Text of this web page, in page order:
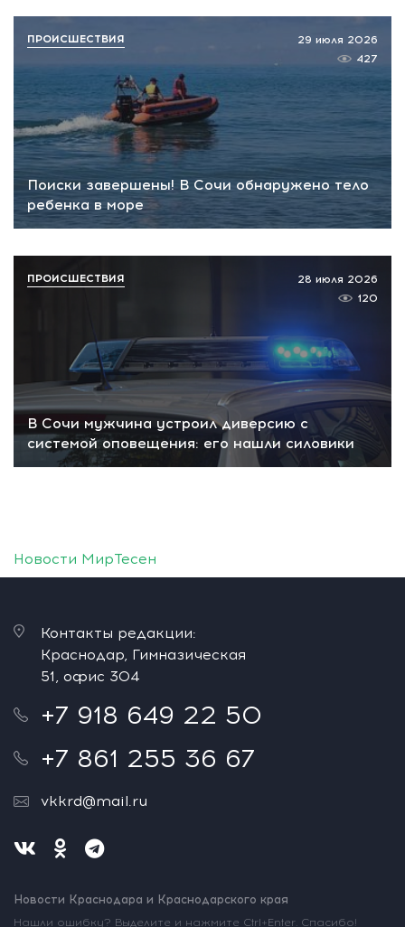
Поиски завершены! В Сочи обнаружено тело
ребенка в море
29 июля 2026
427
ПРОИСШЕСТВИЯ
В Сочи мужчина устроил диверсию с
системой оповещения: его нашли силовики
28 июля 2026
120
ПРОИСШЕСТВИЯ
Новости МирТесен
Контакты редакции:
Краснодар, Гимназическая
51, офис 304
+7 918 649 22 50
+7 861 255 36 67
vkkrd@mail.ru
Новости Краснодара и Краснодарского края
Нашли ошибку? Выделите и нажмите Ctrl+Enter. Спасибо!